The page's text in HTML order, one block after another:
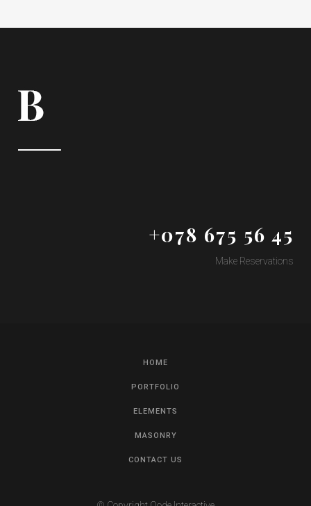
+078 675 56 45
Make Reservations
HOME
PORTFOLIO
ELEMENTS
MASONRY
CONTACT US